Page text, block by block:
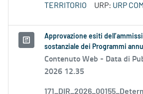
TERRITORIO
URP: URP
Approvazione esiti
sostanziale dei Programmi
Contenuto Web - Data di
2026 12.35